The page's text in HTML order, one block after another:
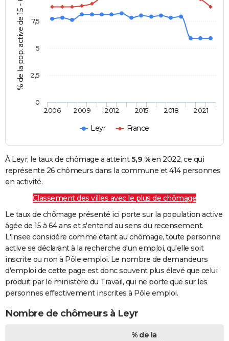
% de la pop. active de 15 - 64 ans
Leyr France
2006 2009 2012 2015 2018 2021
0
2,5
5
7,5
À Leyr, le taux de chômage a atteint5,9 %en 2022, ce qui
représente 26 chômeurs dans la commune et 414 personnes
en activité.
Classement des villes avec le plus de chômage
Le taux de chômage présenté ici porte sur la population active
âgée de 15 à 64 ans et s'entend au sens du recensement.
L'Insee considère comme étant au chômage, toute personne
active se déclarant à la recherche d'un emploi, qu'elle soit
inscrite ou non à Pôle emploi. Le nombre de demandeurs
d'emploi de cette page est donc souvent plus élevé que celui
produit par le ministère du Travail, qui ne porte que sur les
personnes effectivement inscrites à Pôle emploi.
Nombre de chômeurs à Leyr
% de la